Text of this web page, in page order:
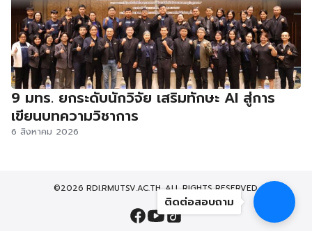
9 มทร. ยกระดับนักวิจัย เสริมทักษะ AI สู่การ
เขียนบทความวิชาการ
6 สิงหาคม 2026
©2026 RDI.RMUTSV.AC.TH. ALL RIGHTS RESERVED.
ติดต่อสอบถาม